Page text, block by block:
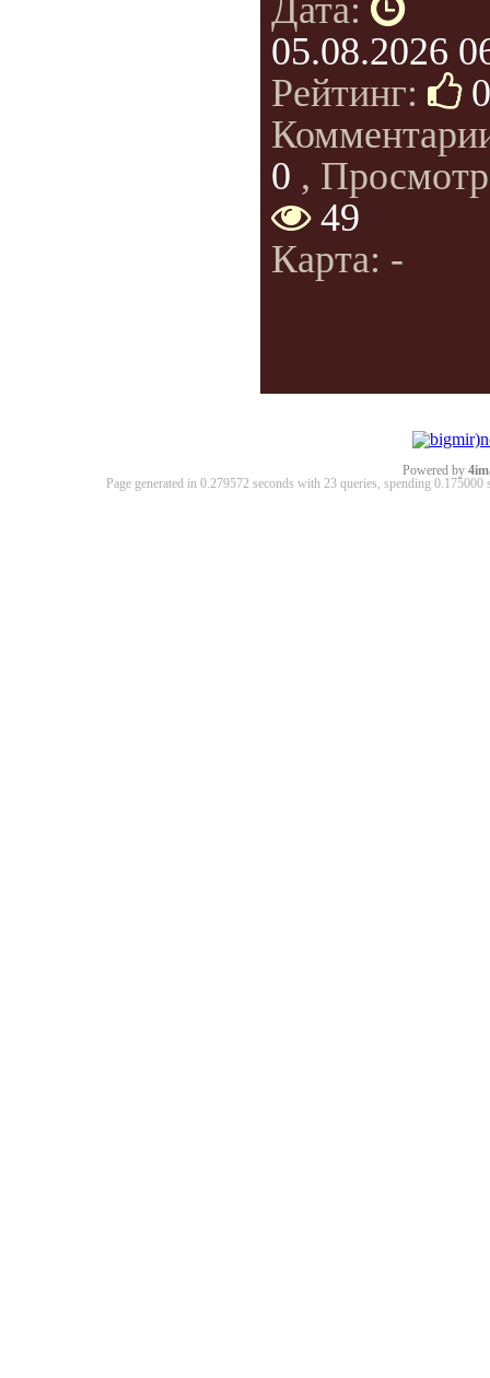
Дата:
05.08.2026
Рейтинг:
0
0 ,
49
Карта: -
Powered by
Page generated in 0.279572 seconds with 23 queries, spending